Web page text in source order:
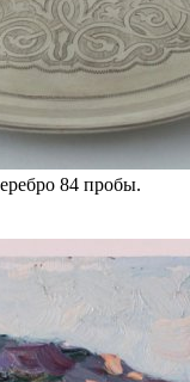
84 пробы.